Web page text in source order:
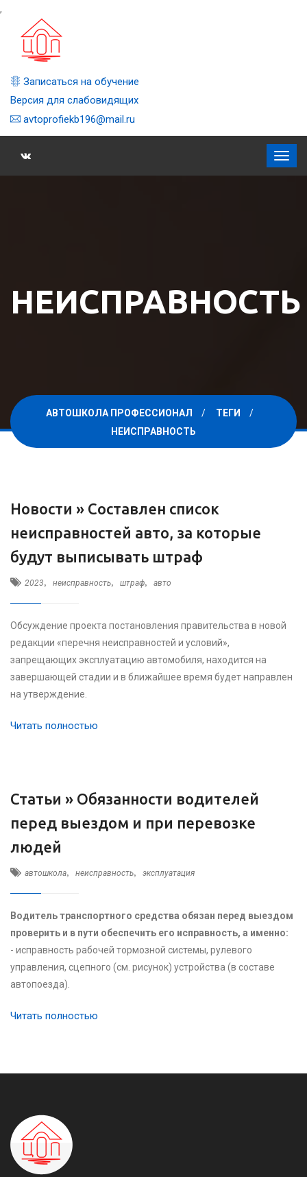
,
Записаться на обучение
Версия для слабовидящих
avtoprofiekb196@mail.ru
НЕИСПРАВНОСТЬ
АВТОШКОЛА ПРОФЕССИОНАЛ
ТЕГИ
НЕИСПРАВНОСТЬ
Новости » Составлен список
неисправностей авто, за которые
будут выписывать штраф
2023, неисправность, штраф, авто
Обсуждение проекта постановления правительства в новой
редакции «перечня неисправностей и условий»,
запрещающих эксплуатацию автомобиля, находится на
завершающей стадии и в ближайшее время будет направлен
на утверждение.
Читать полностью
Статьи » Обязанности водителей
перед выездом и при перевозке
людей
автошкола, неисправность, эксплуатация
Водитель транспортного средства обязан перед выездом
проверить и в пути обеспечить его исправность, а именно:
- исправность рабочей тормозной системы, рулевого
управления, сцепного (см. рисунок) устройства (в составе
автопоезда).
Читать полностью